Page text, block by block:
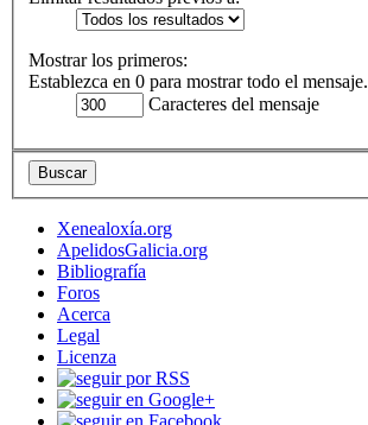
Mostrar los primeros:
Establezca en 0 para mostrar todo el mensaje.
Caracteres del mensaje
Xenealoxía.org
ApelidosGalicia.org
Bibliografía
Foros
Acerca
Legal
Licenza